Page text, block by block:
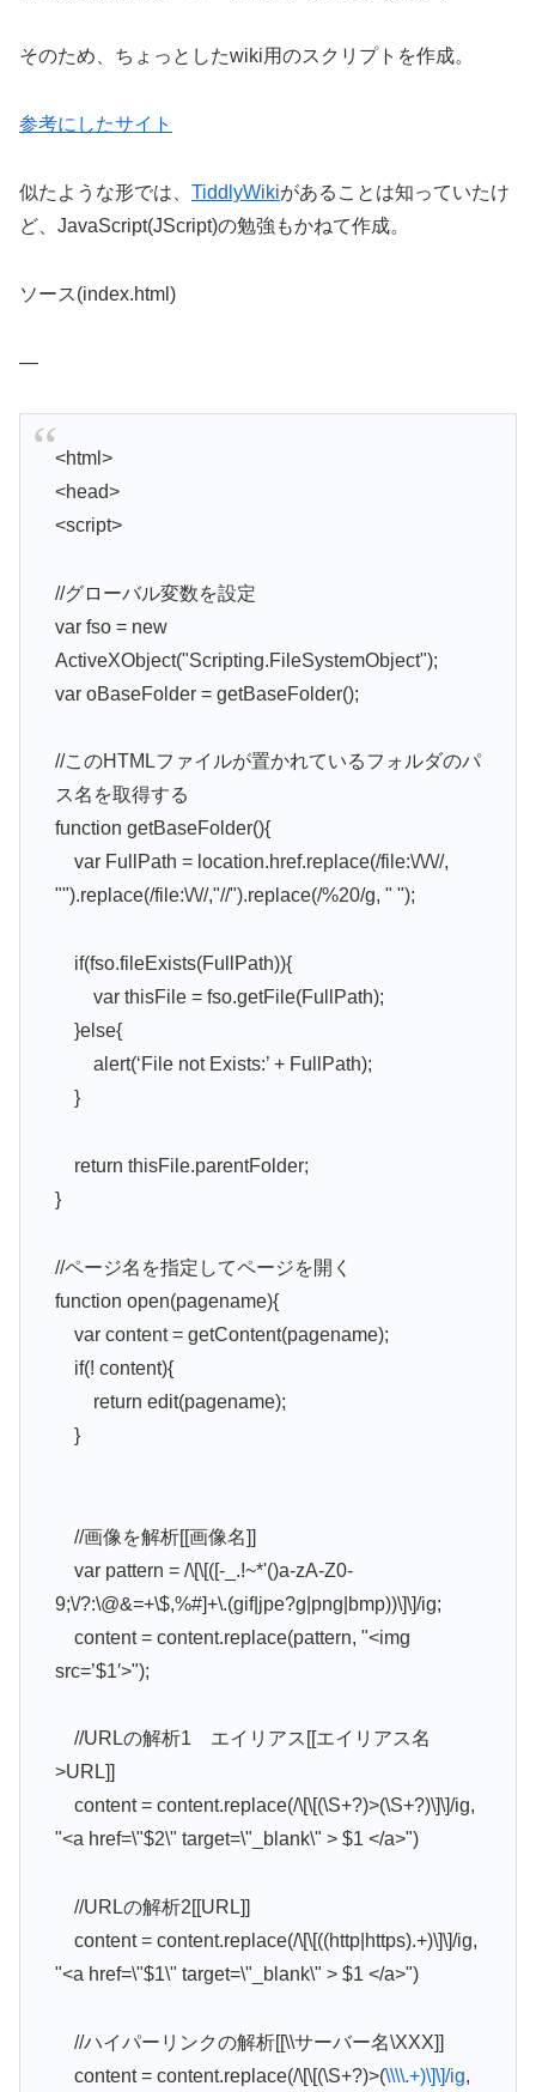
そのため、ちょっとしたwiki用のスクリプトを作成。
参考にしたサイト
似たような形では、 TiddlyWikiがあることは知っていたけ
ど、JavaScript(JScript)の勉強もかねて作成。
ソース(index.html)
—
<html>
<head>
<script>
//グローバル変数を設定
var fso = new
ActiveXObject("Scripting.FileSystemObject");
var oBaseFolder = getBaseFolder();
//このHTMLファイルが置かれているフォルダのパ
ス名を取得する
function getBaseFolder(){
var FullPath = location.href.replace(/file:\/\/\//,
"").replace(/file:\/\//,"//").replace(/%20/g, " ");
if(fso.fileExists(FullPath)){
var thisFile = fso.getFile(FullPath);
}else{
alert(‘File not Exists:’ + FullPath);
}
return thisFile.parentFolder;
}
//ページ名を指定してページを開く
function open(pagename){
var content = getContent(pagename);
if(! content){
return edit(pagename);
}
//画像を解析[[画像名]]
var pattern = /\[\[([-_.!~*'()a-zA-Z0-
9;\/?:\@&=+\$,%#]+\.(gif|jpe?g|png|bmp))\]\]/ig;
content = content.replace(pattern, "<img
src=’$1′>");
//URLの解析1 エイリアス[[エイリアス名
>URL]]
content = content.replace(/\[\[(\S+?)>(\S+?)\]\]/ig,
"<a href=\"$2\" target=\"_blank\" > $1 </a>")
//URLの解析2[[URL]]
content = content.replace(/\[\[((http|https).+)\]\]/ig,
"<a href=\"$1\" target=\"_blank\" > $1 </a>")
//ハイパーリンクの解析[[\\サーバー名\XXX]]
content = content.replace(/\[\[(\S+?)>(\\\\.+)\]\]/ig,